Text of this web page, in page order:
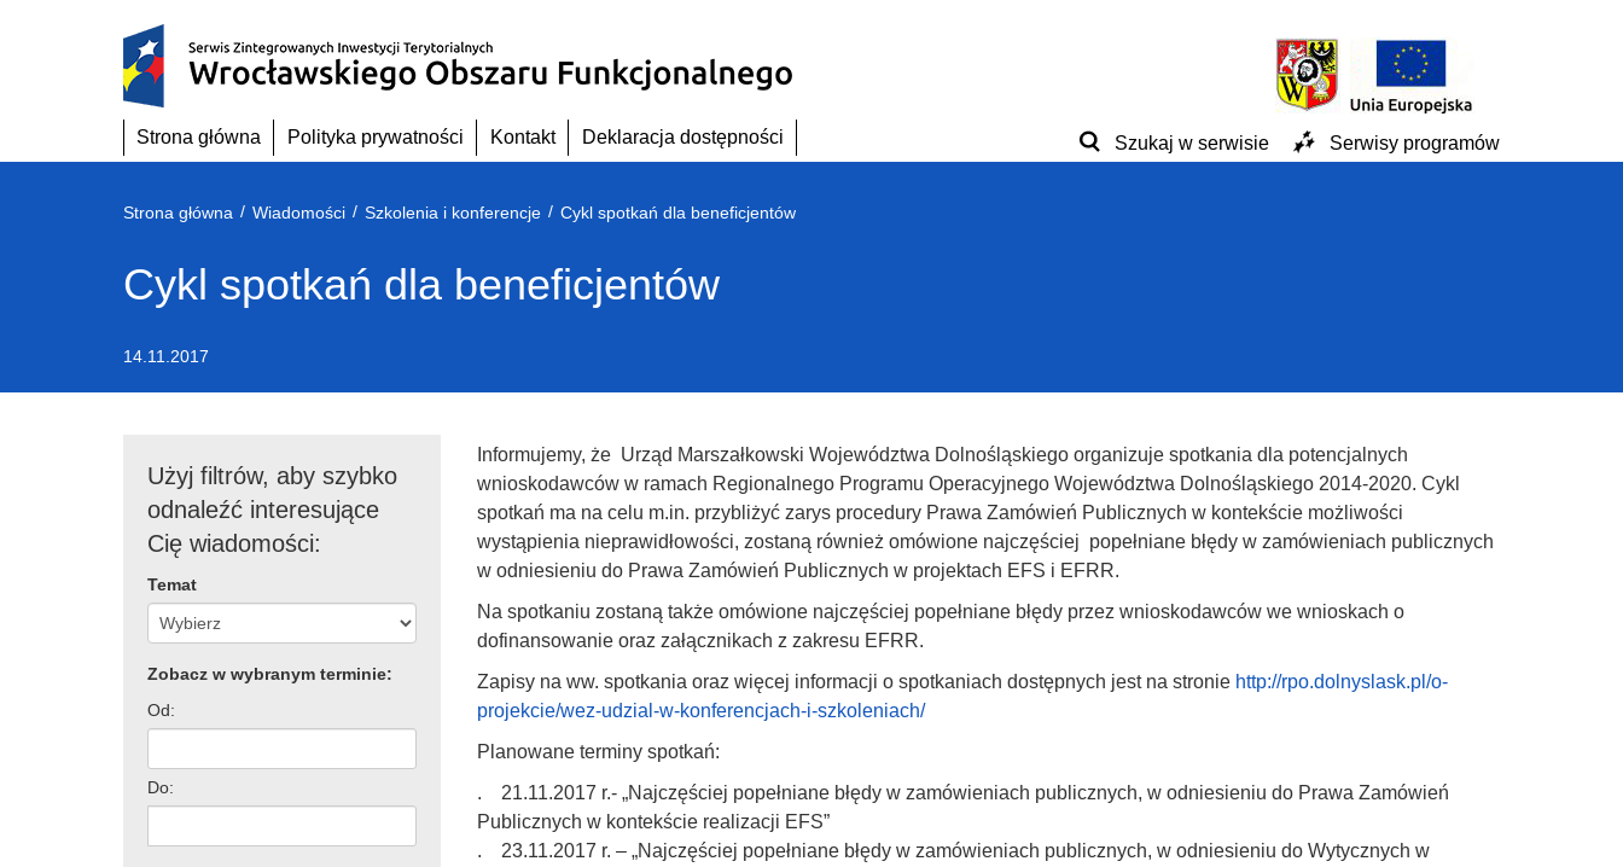
Strona główna Polityka prywatności Kontakt Deklaracja dostępności Szukaj w serwisie Serwisy programów
Strona główna / Wiadomości / Szkolenia i konferencje / Cykl spotkań dla beneficjentów
Cykl spotkań dla beneficjentów
14.11.2017
Użyj filtrów, aby szybko
odnaleźć interesujące
Cię wiadomości:
Temat
Zobacz w wybranym terminie:
Od:
Do:
Informujemy, że Urząd Marszałkowski Województwa Dolnośląskiego organizuje spotkania dla potencjalnych
wnioskodawców w ramach Regionalnego Programu Operacyjnego Województwa Dolnośląskiego 2014-2020. Cykl
spotkań ma na celu m.in. przybliżyć zarys procedury Prawa Zamówień Publicznych w kontekście możliwości
wystąpienia nieprawidłowości, zostaną również omówione najczęściej popełniane błędy w zamówieniach publicznych
w odniesieniu do Prawa Zamówień Publicznych w projektach EFS i EFRR.
Na spotkaniu zostaną także omówione najczęściej popełniane błędy przez wnioskodawców we wnioskach o
dofinansowanie oraz załącznikach z zakresu EFRR.
Zapisy na ww. spotkania oraz więcej informacji o spotkaniach dostępnych jest na stronie http://rpo.dolnyslask.pl/o-
projekcie/wez-udzial-w-konferencjach-i-szkoleniach/
Planowane terminy spotkań:
. 21.11.2017 r.- „Najczęściej popełniane błędy w zamówieniach publicznych, w odniesieniu do Prawa Zamówień
Publicznych w kontekście realizacji EFS”
. 23.11.2017 r. – „Najczęściej popełniane błędy w zamówieniach publicznych, w odniesieniu do Wytycznych w